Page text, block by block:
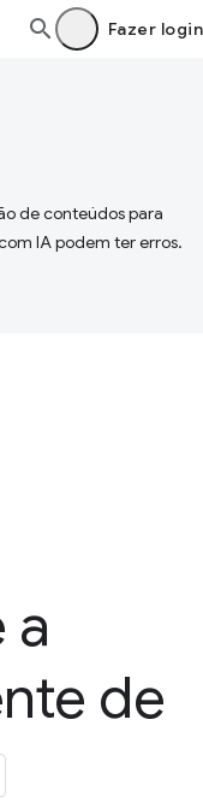
Fazer login
de conteúdos para
IA podem ter erros.
a
de